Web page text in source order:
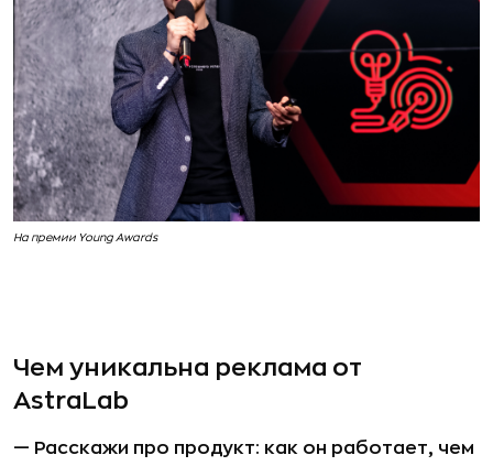
На премии Young Awards
Чем уникальна реклама от
AstraLab
— Расскажи про продукт: как он работает, чем